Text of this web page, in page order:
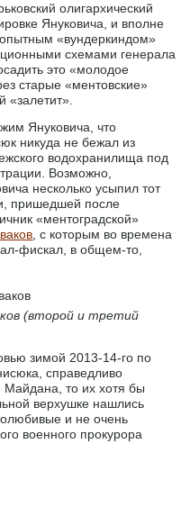
олигархический
Януковича, и вполне
«вундеркиндом»
схемами генерала
это «молодое
старые «ментовские»
«залетит».
Януковича, что
никуда не бежал из
водохранилища под
Возможно,
несколько усыпил тот
пришедшей после
«ментоградской»
, с которым во времена
фискал, в общем-то,
(второй и третий
зимой 2013-14-го по
справедливо
Майдана, то их хотя бы
верхушке нашлись
и не очень
военного прокурора